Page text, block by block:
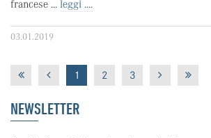
francese ... leggi ....
03.01.2019
1 2 3
NEWSLETTER